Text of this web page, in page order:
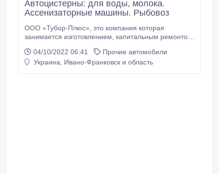
Автоцистерны: для воды, молока.
Ассенизаторные машины. Рыбовоз
ООО «Тубор-Плюс», это компания которая
занимается изготовлением, капитальным ремонтом,
рыбовозы, ассенизаторные машины) и другой
спецтехники различного уровня сложности.
04/10/2022 06:41
Прочие автомобили
Украина, Ивано-Франковск и область